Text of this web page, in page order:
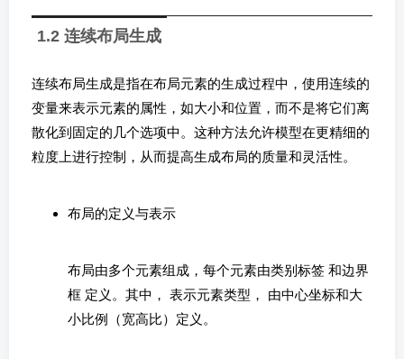
1.2 连续布局生成
连续布局生成是指在布局元素的生成过程中，使用连续的
变量来表示元素的属性，如大小和位置，而不是将它们离
散化到固定的几个选项中。这种方法允许模型在更精细的
粒度上进行控制，从而提高生成布局的质量和灵活性。
布局的定义与表示
布局由多个元素组成，每个元素由类别标签 和边界
框 定义。其中， 表示元素类型， 由中心坐标和大
小比例（宽高比）定义。